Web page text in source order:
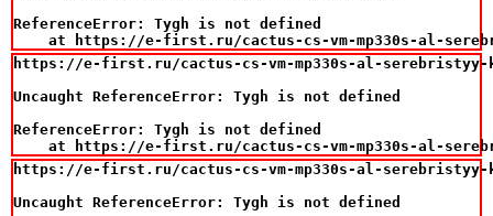
ReferenceError: Tygh is not defined
at https://e-first.ru/cactus-cs-vm-mp330s-al-
https://e-first.ru/cactus-cs-vm-mp330s-al-serebristyy-
Uncaught ReferenceError: Tygh is not defined
ReferenceError: Tygh is not defined
at https://e-first.ru/cactus-cs-vm-mp330s-al-
https://e-first.ru/cactus-cs-vm-mp330s-al-serebristyy-
Uncaught ReferenceError: Tygh is not defined